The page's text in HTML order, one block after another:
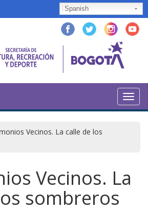
Spanish
Vecinos. La calle de los
Vecinos. La
sombreros